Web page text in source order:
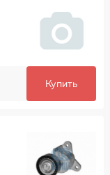
Купить